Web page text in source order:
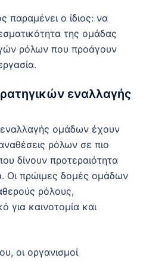
παραμένει ο ίδιος: να
της ομάδας
ρόλων που προάγουν
εναλλαγής
εναλλαγής ομάδων έχουν
ρόλων σε πιο
δίνουν προτεραιότητα
Οι πρώιμες δομές ομάδων
ρόλους,
για καινοτομία και
οι οργανισμοί